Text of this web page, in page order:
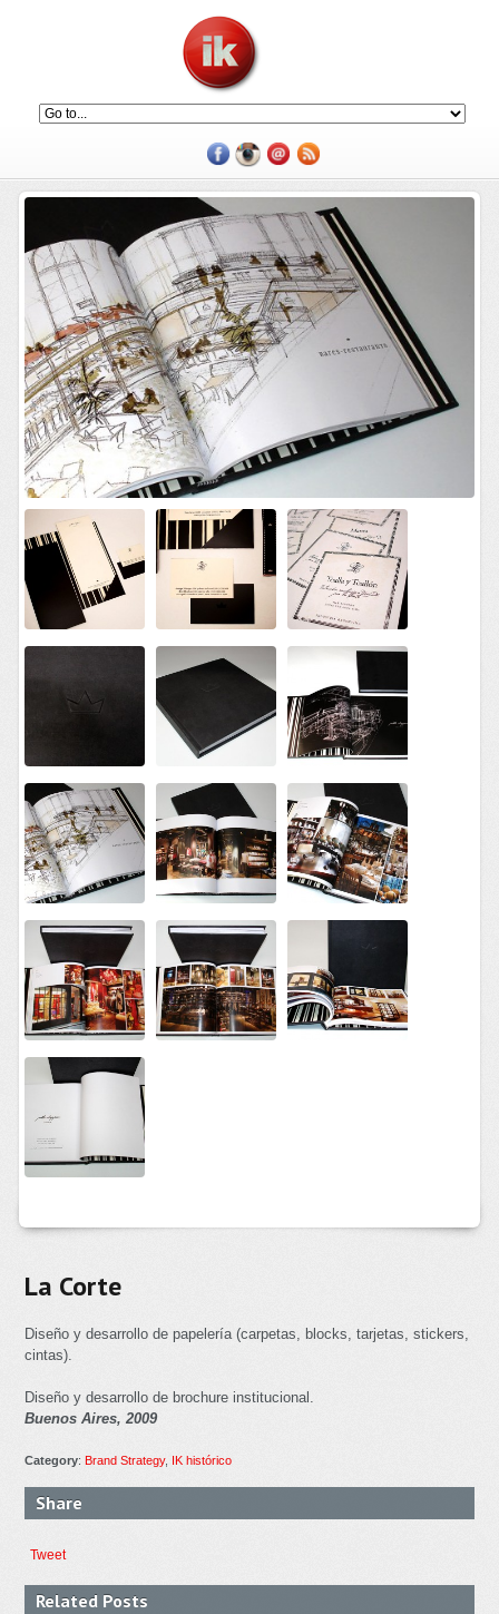
La Corte
Diseño y desarrollo de papelería (carpetas, blocks, tarjetas, stickers,
cintas).
Diseño y desarrollo de brochure institucional.
Buenos Aires, 2009
Category:Brand Strategy, IK histórico
Share
Tweet
Related Posts